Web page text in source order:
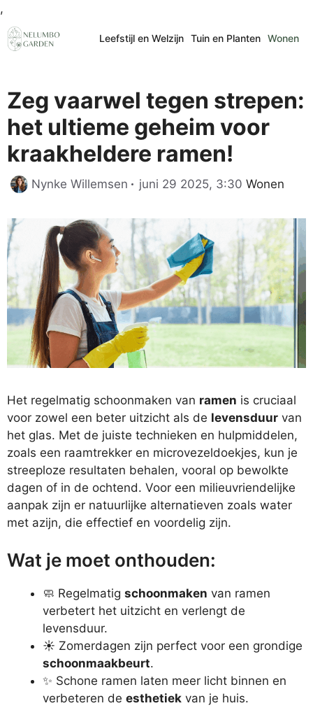
,
naar
de
Leefstijl en Welzijn Tuin en Planten Wonen
Zeg vaarwel tegen strepen:
het ultieme geheim voor
kraakheldere ramen!
Nynke Willemsen juni 29 2025, 3:30 Categorieën
Wonen
Het regelmatig schoonmaken van ramen is cruciaal
voor zowel een beter uitzicht als de levensduur van
het glas. Met de juiste technieken en hulpmiddelen,
zoals een raamtrekker en microvezeldoekjes, kun je
streeploze resultaten behalen, vooral op bewolkte
dagen of in de ochtend. Voor een milieuvriendelijke
aanpak zijn er natuurlijke alternatieven zoals water
met azijn, die effectief en voordelig zijn.
Wat je moet onthouden:
🧼 Regelmatig schoonmaken van ramen
verbetert het uitzicht en verlengt de
levensduur.
☀️ Zomerdagen zijn perfect voor een grondige
schoonmaakbeurt.
✨ Schone ramen laten meer licht binnen en
verbeteren de esthetiek van je huis.